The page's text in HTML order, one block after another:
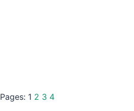
Pages: 1 2 3 4